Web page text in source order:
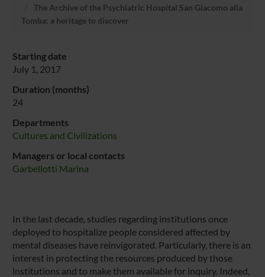
The Archive of the Psychiatric Hospital San Giacomo alla
Tomba: a heritage to discover
Starting date
July 1, 2017
Duration (months)
24
Departments
Cultures and Civilizations
Managers or local contacts
Garbellotti Marina
In the last decade, studies regarding institutions once
deployed to hospitalize people considered affected by
mental diseases have reinvigorated. Particularly, there is an
interest in protecting the resources produced by those
institutions and to make them available for inquiry. Indeed,